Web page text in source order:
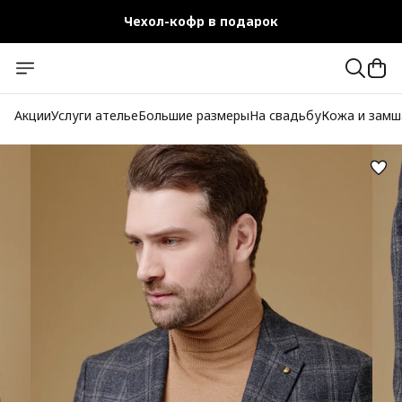
Чехол-кофр в подарок
Бесплатная доставка при заказе от 10 000 руб.
АкцииУслуги ательеБольшие размерыНа свадьбуКожа и